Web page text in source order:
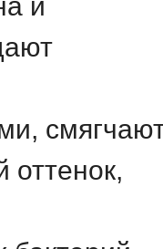
оттенок,